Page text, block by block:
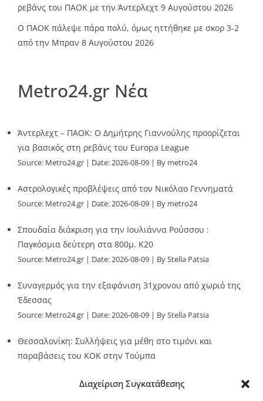
Διαχείριση Συγκατάθεσης
ρεβάνς του ΠΑΟΚ με την Άντερλεχτ 9 Αυγούστου 2026
Ο ΠΑΟΚ πάλεψε πάρα πολύ, όμως ηττήθηκε με σκορ 3-2
από την Μπραν 8 Αυγούστου 2026
Metro24.gr Νέα
Άντερλεχτ – ΠΑΟΚ: Ο Δημήτρης Γιαννούλης προορίζεται
για βασικός στη ρεβάνς του Europa League
Source: Metro24.gr Date: 2026-08-09 By metro24
Αστρολογικές προβλέψεις από τον Νικόλαο Γεννηματά
Source: Metro24.gr Date: 2026-08-09 By metro24
Σπουδαία διάκριση για την Ιουλιάννα Ρούσσου :
Παγκόσμια δεύτερη στα 800μ. Κ20
Source: Metro24.gr Date: 2026-08-09 By Stella Patsia
Συναγερμός για την εξαφάνιση 31χρονου από χωριό της
Έδεσσας
Source: Metro24.gr Date: 2026-08-09 By Stella Patsia
Θεσσαλονίκη: Συλλήψεις για μέθη στο τιμόνι και
παραβάσεις του ΚΟΚ στην Τούμπα